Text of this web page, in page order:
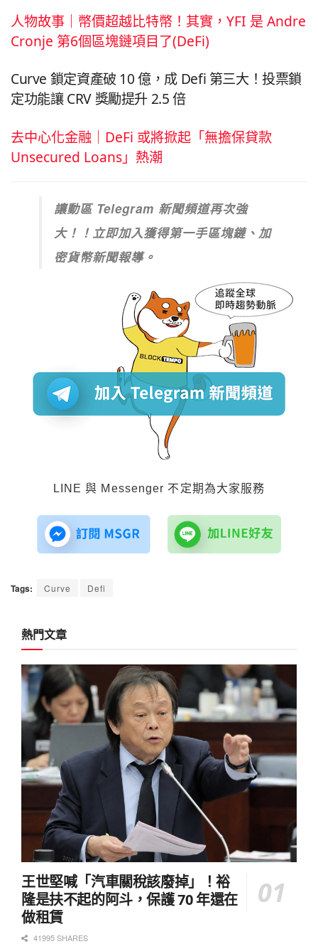
人物故事｜幣價超越比特幣！其實，YFI 是 Andre
Cronje 第6個區塊鏈項目了(DeFi)
Curve 鎖定資產破 10 億，成 Defi 第三大！投票鎖
定功能讓 CRV 獎勵提升 2.5 倍
去中心化金融｜DeFi 或將掀起「無擔保貸款
Unsecured Loans」熱潮
讓動區 Telegram 新聞頻道再次強
大！！立即加入獲得第一手區塊鏈、加
密貨幣新聞報導。
LINE 與 Messenger 不定期為大家服務
Tags: Curve Defi
熱門文章
王世堅喊「汽車關稅該廢掉」！裕
隆是扶不起的阿斗，保護 70 年還在
做租賃
41995 SHARES